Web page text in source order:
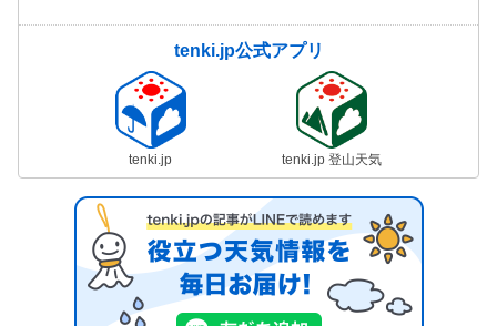
tenki.jp公式アプリ
tenki.jp tenki.jp 登山天気